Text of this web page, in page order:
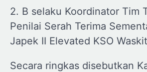
2. B selaku Koordinator Tim
Penilai Serah Terima
Japek II Elevated KSO
Secara ringkas disebutkan